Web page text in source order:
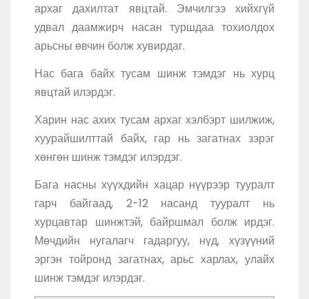
архаг дахилтат явцтай. Эмчилгээ хийхгүй
удвал даамжирч насан туршдаа тохиолдох
арьсны өвчин болж хувирдаг.
Нас бага байх тусам шинж тэмдэг нь хурц
явцтай илэрдэг.
Харин нас ахих тусам архаг хэлбэрт шилжиж,
хуурайшилттай байх, гар нь загатнах зэрэг
хөнгөн шинж тэмдэг илэрдэг.
Бага насны хүүхдийн хацар нүүрээр тууралт
гарч байгаад, 2-12 насанд тууралт нь
хурцавтар шинжтэй, байршмал болж ирдэг.
Мөчдийн нугалагч гадаргуу, нүд, хүзүүний
эргэн тойронд загатнах, арьс харлах, улайх
шинж тэмдэг илэрдэг.